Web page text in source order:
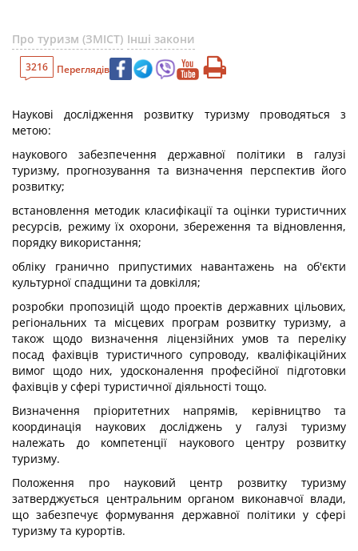
Про туризм (ЗМІСТ) Інші закони
3216 Переглядів
Наукові дослідження розвитку туризму проводяться з
метою:
наукового забезпечення державної політики в галузі
туризму, прогнозування та визначення перспектив його
розвитку;
встановлення методик класифікації та оцінки туристичних
ресурсів, режиму їх охорони, збереження та відновлення,
порядку використання;
обліку гранично припустимих навантажень на об'єкти
культурної спадщини та довкілля;
розробки пропозицій щодо проектів державних цільових,
регіональних та місцевих програм розвитку туризму, а
також щодо визначення ліцензійних умов та переліку
посад фахівців туристичного супроводу, кваліфікаційних
вимог щодо них, удосконалення професійної підготовки
фахівців у сфері туристичної діяльності тощо.
Визначення пріоритетних напрямів, керівництво та
координація наукових досліджень у галузі туризму
належать до компетенції наукового центру розвитку
туризму.
Положення про науковий центр розвитку туризму
затверджується центральним органом виконавчої влади,
що забезпечує формування державної політики у сфері
туризму та курортів.